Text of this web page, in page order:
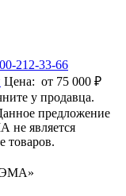
212-33-66
Цена: от 75 000 ₽
у продавца.
предложение
не является
товаров.